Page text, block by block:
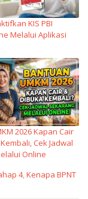
KIS PBI
Melalui Aplikasi
2026 Kapan Cair
Cek Jadwal
Online
4,Kenapa BPNT